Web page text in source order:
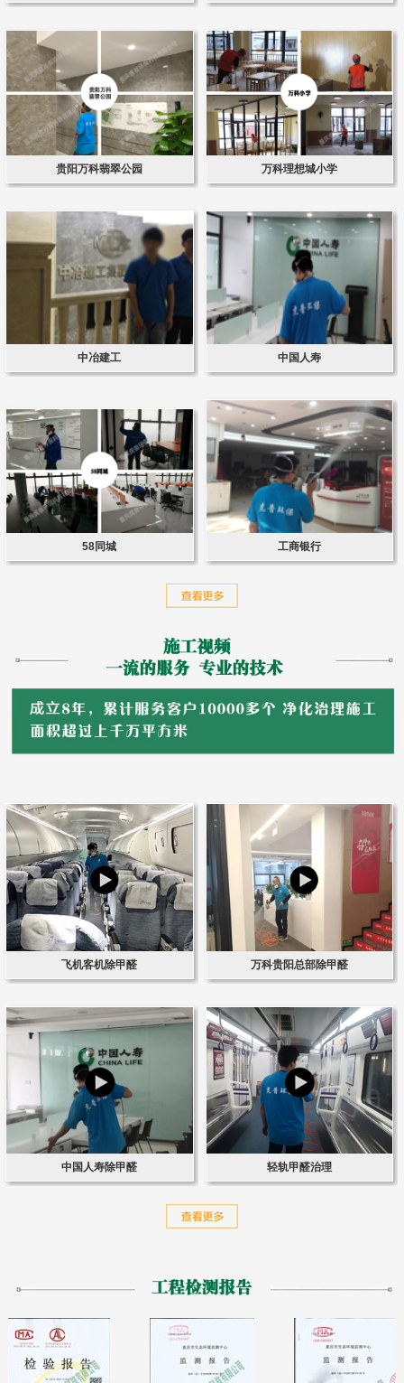
贵阳万科翡翠公园 万科理想城小学
中冶建工 中国人寿
58同城 工商银行
飞机客机除甲醛 万科贵阳总部除甲醛
中国人寿除甲醛 轻轨甲醛治理